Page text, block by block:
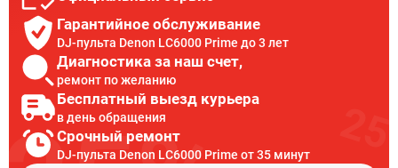
Гарантийное обслуживание
DJ-пульта Denon LC6000 Prime до 3 лет
Диагностика за наш счет,
ремонт по желанию
Бесплатный выезд курьера
в день обращения
Срочный ремонт
DJ-пульта Denon LC6000 Prime от 35 минут